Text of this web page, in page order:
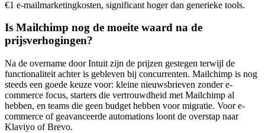
€1 e-mailmarketingkosten, significant hoger dan generieke tools.
Is Mailchimp nog de moeite waard na de
prijsverhogingen?
Na de overname door Intuit zijn de prijzen gestegen terwijl de
functionaliteit achter is gebleven bij concurrenten. Mailchimp is nog
steeds een goede keuze voor: kleine nieuwsbrieven zonder e-
commerce focus, starters die vertrouwdheid met Mailchimp al
hebben, en teams die geen budget hebben voor migratie. Voor e-
commerce of geavanceerde automations loont de overstap naar
Klaviyo of Brevo.